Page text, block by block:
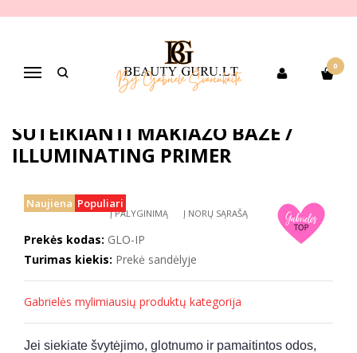
Navigacija
0
Pagrindinis PREKIŲ KATEGORIJOS
Dekoratyvinė kosmetika
GLO SKIN BEAUTY- ŠVYTĖJIMO SUTEIKIANTI MAKIAŽO BAZĖ /
ILLUMINATING PRIMER
SUTEIKIANTI MAKIAŽO BAZĖ /
ILLUMINATING PRIMER
Naujiena Populiari
Į PALYGINIMĄ Į NORŲ SĄRAŠĄ
Prekės kodas: GLO-IP
Turimas kiekis: Prekė sandėlyje
Gabrielės mylimiausių produktų kategorija
Jei siekiate švytėjimo, glotnumo ir pamaitintos odos,